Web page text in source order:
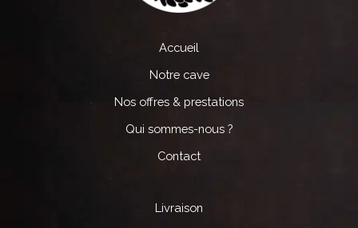
Accueil
Notre cave
Nos offres & prestations
Qui sommes-nous ?
Contact
Livraison